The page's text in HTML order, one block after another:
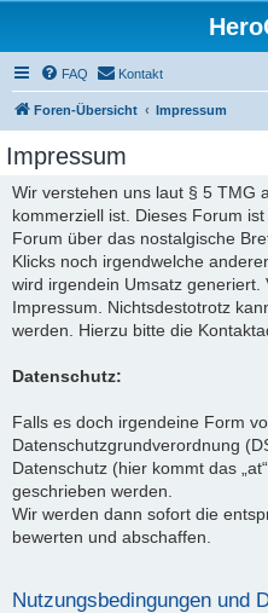
FAQ Kontakt
Foren-Übersicht Impressum
Impressum
Wir verstehen uns laut § 5 TMG
kommerziell ist. Dieses Forum
Forum über das nostalgische
Klicks noch irgendwelche
wird irgendein Umsatz
Impressum. Nichtsdestotrotz
werden. Hierzu bitte die
Datenschutz:
Falls es doch irgendeine Form
Datenschutzgrundverordnung
Datenschutz (hier kommt das
geschrieben werden.
Wir werden dann sofort die
bewerten und abschaffen.
Nutzungsbedingungen und